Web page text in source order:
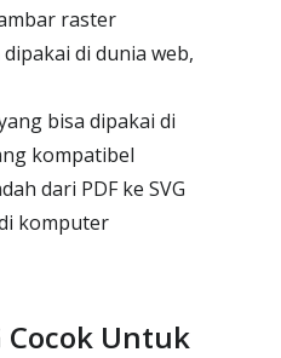
raster
di dunia web,
bisa dipakai di
kompatibel
dari PDF ke SVG
komputer
Cocok Untuk